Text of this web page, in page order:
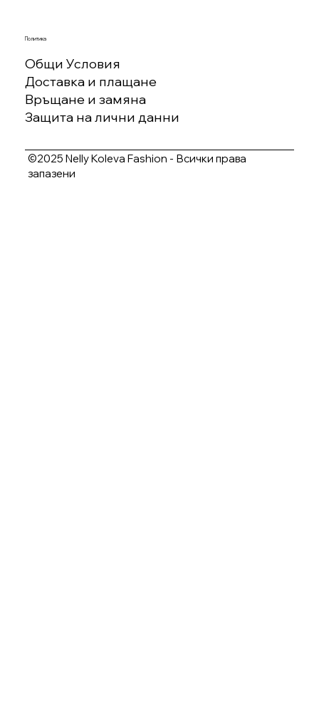
Политика
Общи Условия
Доставка и плащане
Връщане и замяна
Защита на лични данни
©2025 Nelly Koleva Fashion - Всички права
запазени